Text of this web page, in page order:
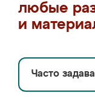
любые
и
Часто